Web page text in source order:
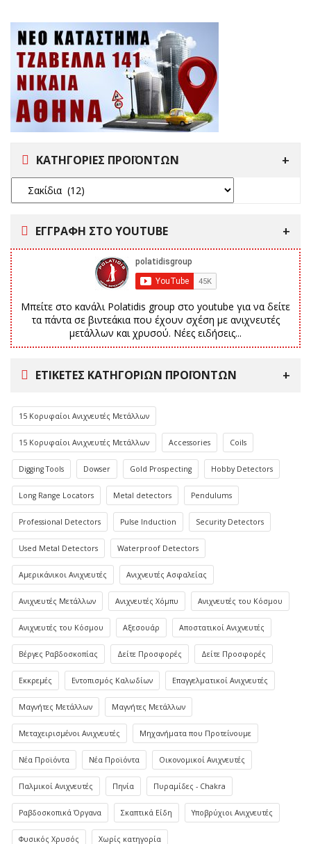
ΚΑΤΗΓΟΡΙΕΣ ΠΡΟΪΟΝΤΩΝ
ΕΓΓΡΑΦΗ ΣΤΟ YOUTUBE
Μπείτε στο κανάλι Polatidis group στο youtube για να δείτε
τα πάντα σε βιντεάκια που έχουν σχέση με ανιχνευτές
μετάλλων και χρυσού. Νέες ειδήσεις...
ΕΤΙΚΈΤΕΣ ΚΑΤΗΓΟΡΙΏΝ ΠΡΟΪΌΝΤΩΝ
15 Κορυφαίοι Ανιχνευτές Μετάλλων
15 Κορυφαίοι Ανιχνευτές Μετάλλων Accessories Coils
Digging Tools Dowser Gold Prospecting Hobby Detectors
Long Range Locators Metal detectors Pendulums
Professional Detectors Pulse Induction Security Detectors
Used Metal Detectors Waterproof Detectors
Αμερικάνικοι Ανιχνευτές Ανιχνευτές Ασφαλείας
Ανιχνευτές Μετάλλων Ανιχνευτές Χόμπυ Ανιχνευτές του Κόσμου
Ανιχνευτές του Κόσμου Αξεσουάρ Αποστατικοί Ανιχνευτές
Βέργες Ραβδοσκοπίας Δείτε Προσφορές Δείτε Προσφορές
Εκκρεμές Εντοπισμός Καλωδίων Επαγγελματικοί Ανιχνευτές
Μαγνήτες Μετάλλων Μαγνήτες Μετάλλων
Μεταχειρισμένοι Ανιχνευτές Μηχανήματα που Προτείνουμε
Νέα Προϊόντα Νέα Προϊόντα Οικονομικοί Ανιχνευτές
Παλμικοί Ανιχνευτές Πηνία Πυραμίδες - Chakra
Ραβδοσκοπικά Όργανα Σκαπτικά Είδη Υποβρύχιοι Ανιχνευτές
Φυσικός Χρυσός Χωρίς κατηγορία